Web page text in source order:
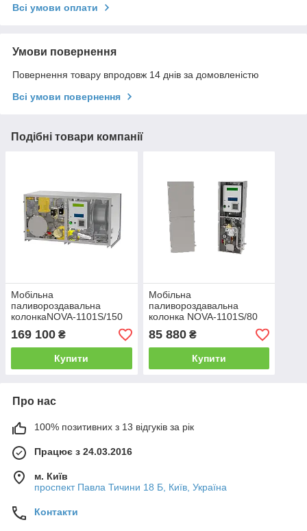
Всі умови оплати
Умови повернення
Повернення товару впродовж 14 днів за домовленістю
Всі умови повернення
Подібні товари компанії
Мобільна
паливороздавальна
колонкаNOVA-1101S/150
мн (напірна 200 л/хв)
169 100 ₴
Купити
Мобільна
паливороздавальна
колонка NOVA-1101S/80
мн (напірна 80 л/хв)
85 880₴
Купити
Про нас
100% позитивних з 13 відгуків за рік
Працює з 24.03.2016
м. Київ
проспект Павла Тичини 18 Б, Київ, Україна
Контакти